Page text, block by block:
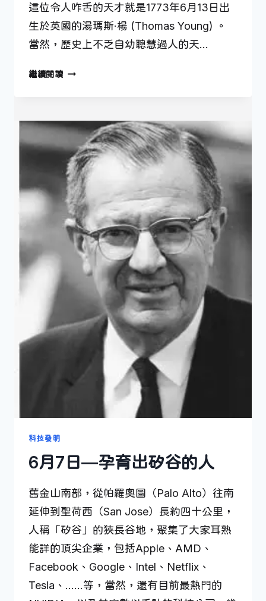
這位令人咋舌的天才就是1773年6月13日出
生於英國的湯瑪斯·楊 (Thomas Young) 。
當然，歷史上不乏自幼聰慧過人的天…
繼續閱讀6
—
最
後
一
個
無
所
不
科技發明
6月7日—孕育出矽谷的人
舊金山南部，從帕羅奧圖（Palo Alto）往南
延伸到聖荷西（San Jose）長約四十公里，
人稱「矽谷」的狹長谷地，聚集了大家耳熟
能詳的頂尖企業，包括Apple、AMD、
Facebook、Google、Intel、Netflix、
Tesla、……等，當然，還有目前最熱門的